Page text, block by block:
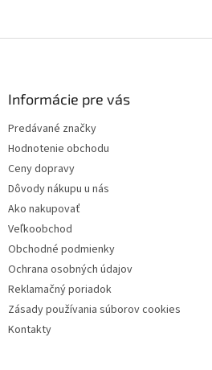
Informácie pre vás
Predávané značky
Hodnotenie obchodu
Ceny dopravy
Dôvody nákupu u nás
Ako nakupovať
Veľkoobchod
Obchodné podmienky
Ochrana osobných údajov
Reklamačný poriadok
Zásady používania súborov cookies
Kontakty